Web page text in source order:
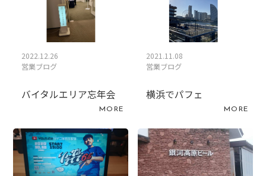
2022.12.26
営業ブログ
バイタルエリア忘年会
MORE
2021.11.08
営業ブログ
横浜でパフェ
MORE